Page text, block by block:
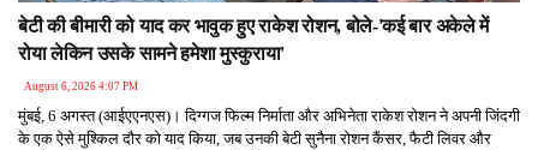
बेटी की बीमारी को याद कर भावुक हुए राकेश रोशन, बोले-'कई बार अकेले में
रोया लेकिन उसके सामने हमेशा मुस्कुराया'
August 6, 2026 4:07 PM
मुंबई, 6 अगस्त (आईएएनएस)। दिग्गज फिल्म निर्माता और अभिनेता राकेश रोशन ने अपनी जिंदगी
के एक ऐसे मुश्किल दौर को याद किया, जब उनकी बेटी सुनैना रोशन कैंसर, फैटी लिवर और